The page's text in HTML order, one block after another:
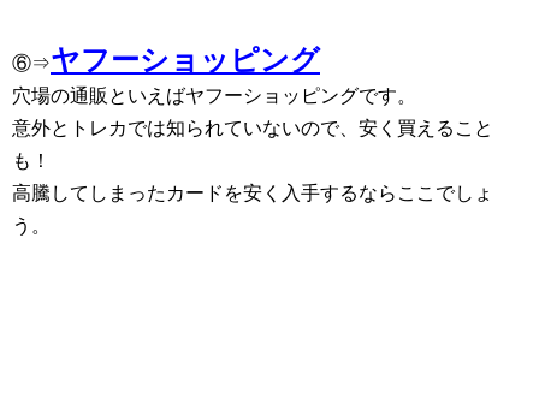
⑥⇒ヤフーショッピング
穴場の通販といえばヤフーショッピングです。
意外とトレカでは知られていないので、安く買えること
も！
高騰してしまったカードを安く入手するならここでしょ
う。